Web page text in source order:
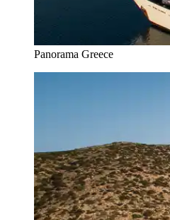
Panorama Greece